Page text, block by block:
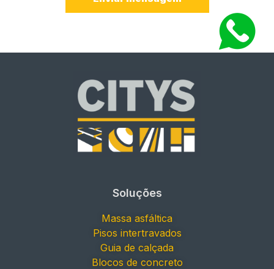
Soluções
Massa asfáltica
Pisos intertravados
Guia de calçada
Blocos de concreto